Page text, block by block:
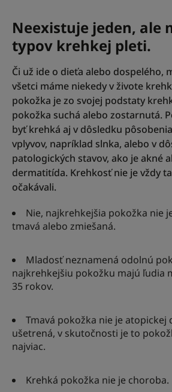
Neexistuje jeden, ale
typov krehkej pleti.
Či už ide o dieťa alebo dospelého,
všetci máme niekedy v živote
pokožka je zo svojej podstaty
pokožka suchá alebo zostarnutá.
byť krehká aj v dôsledku
vplyvov, napríklad slnka, alebo v
patologických stavov, ako je akné
dermatitída. Krehkosť nie je vždy
očakávali.
Nie, najkrehkejšia pokožka nie
tmavá alebo zmiešaná.
Mladosť neznamená odolnú
najkrehkejšiu pokožku majú ľudia
35 rokov.
Tmavá pokožka nie je
ušetrená, v skutočnosti je to
najviac.
Krehká pokožka nie je choroba.